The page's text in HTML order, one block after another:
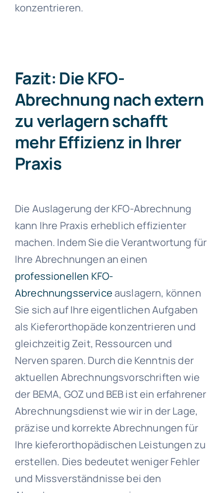
konzentrieren.
Fazit: Die KFO-
Abrechnung nach extern
zu verlagern schafft
mehr Effizienz in Ihrer
Praxis
Die Auslagerung der KFO-Abrechnung
kann Ihre Praxis erheblich effizienter
machen. Indem Sie die Verantwortung für
Ihre Abrechnungen an einen
professionellen KFO-
Abrechnungsserviceauslagern, können
Sie sich auf Ihre eigentlichen Aufgaben
als Kieferorthopäde konzentrieren und
gleichzeitig Zeit, Ressourcen und
Nerven sparen. Durch die Kenntnis der
aktuellen Abrechnungsvorschriften wie
der BEMA, GOZ und BEB ist ein erfahrener
Abrechnungsdienst wie wir in der Lage,
präzise und korrekte Abrechnungen für
Ihre kieferorthopädischen Leistungen zu
erstellen. Dies bedeutet weniger Fehler
und Missverständnisse bei den